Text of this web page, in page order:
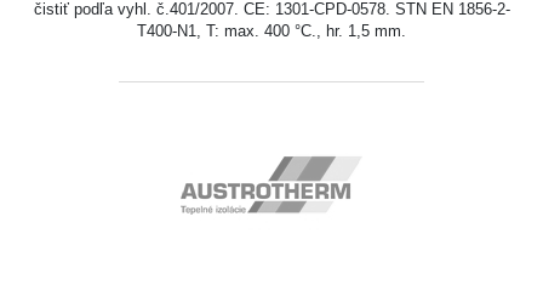
čistiť podľa vyhl. č.401/2007. CE: 1301-CPD-0578. STN EN 1856-2-
T400-N1, T: max. 400 °C., hr. 1,5 mm.